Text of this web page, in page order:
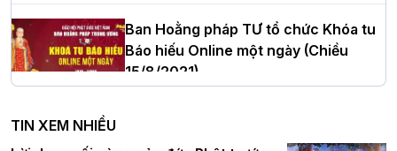
Hà Nội: Tăng Ni Trường hạ Bồ Đề trang
nghiêm tác pháp Tiền an cư PL.2570 –
DL.2026
Ban Hoằng pháp TƯ tổ chức Khóa tu
Báo hiếu Online một ngày (Chiều
15/8/2021)
Ban Hoằng pháp TƯ tổ chức Khóa tu
TIN XEM NHIỀU